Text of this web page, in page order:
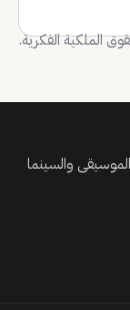
الملكية الفكرية.
والسينما